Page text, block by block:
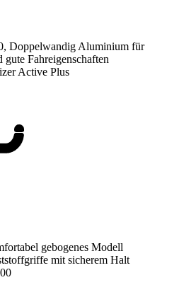
Doppelwandig Aluminium für
gute Fahreigenschaften
Active Plus
gebogenes Modell
mit sicherem Halt